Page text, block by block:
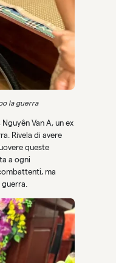
la guerra
Van A, un ex
Rivela di avere
queste
a ogni
ma
guerra.